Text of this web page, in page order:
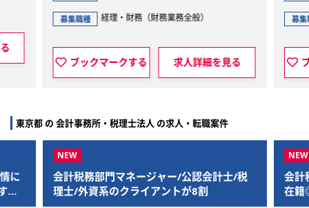
（財務業務全般）
る 求人詳細を見る
募集職種 経理・財務（全般）
ブックマークする 求人詳
東京都 の 会計事務所・税理士法人 の求人・転職案件
マネージャー/公認会計士/税
クライアントが8割
会計税務アシスタント/
在籍◎英語を活かせる会計